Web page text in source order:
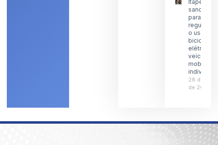
Itaperuna
sanciona
para
o uso de
bicicletas
elétricas
veículos
individual
28 de
de 2026